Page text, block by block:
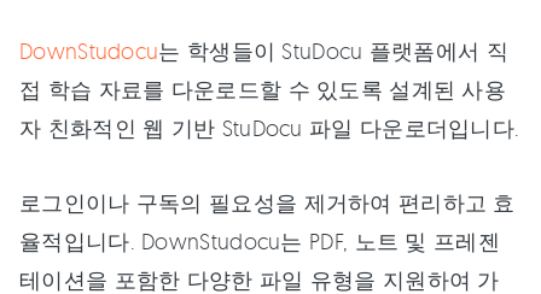
DownStudocu는 학생들이 StuDocu 플랫폼에서 직
접 학습 자료를 다운로드할 수 있도록 설계된 사용
자 친화적인 웹 기반 StuDocu 파일 다운로더입니다.
로그인이나 구독의 필요성을 제거하여 편리하고 효
율적입니다. DownStudocu는 PDF, 노트 및 프레젠
테이션을 포함한 다양한 파일 유형을 지원하여 가